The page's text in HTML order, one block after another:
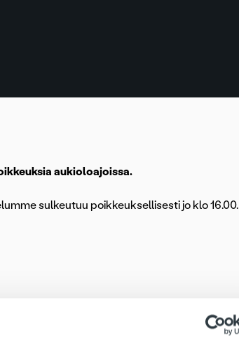
aukioloajoissa.
sulkeutuu poikkeuksellisesti jo klo 16.00.